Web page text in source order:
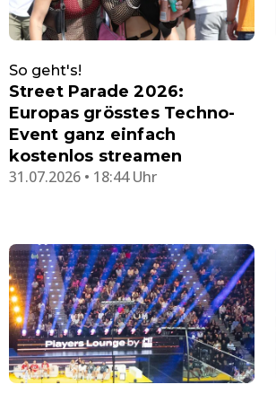
So geht's!
Street Parade 2026:
Europas grösstes Techno-
Event ganz einfach
kostenlos streamen
31.07.2026 • 18:44 Uhr